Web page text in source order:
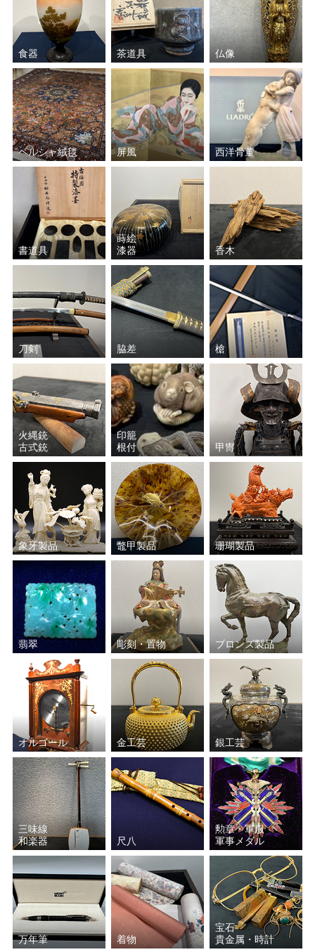
食器 茶道具 仏像
ペルシャ絨毯 屏風 西洋骨董
書道具
蒔絵
漆器
香木
刀剣 脇差 槍
火縄銃
古式銃
印籠
根付
甲冑
象牙製品 鼈甲製品 珊瑚製品
翡翠 彫刻・置物 ブロンズ製品
オルゴール 金工芸 銀工芸
三味線
和楽器
尺八
勲章・軍服
軍事メダル
万年筆 着物
宝石
貴金属・時計